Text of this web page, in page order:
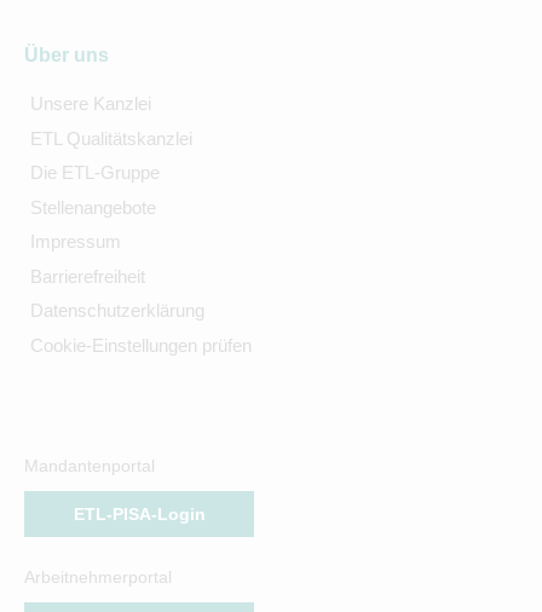
Über uns
Unsere Kanzlei
ETL Qualitätskanzlei
Die ETL-Gruppe
Stellenangebote
Impressum
Barrierefreiheit
Datenschutzerklärung
Cookie-Einstellungen prüfen
Mandantenportal
ETL-PISA-Login
Arbeitnehmerportal